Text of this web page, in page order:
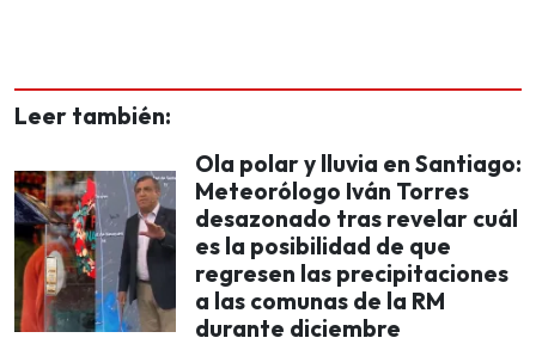
Leer también:
Ola polar y lluvia en Santiago:
Meteorólogo Iván Torres
desazonado tras revelar cuál
es la posibilidad de que
regresen las precipitaciones
a las comunas de la RM
durante diciembre